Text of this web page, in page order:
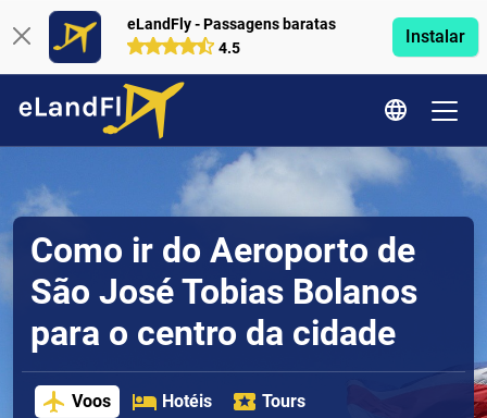
eLandFly - Passagens baratas
4.5
Instalar
Como ir do Aeroporto de
São José Tobias Bolanos
para o centro da cidade
Voos Hotéis Tours